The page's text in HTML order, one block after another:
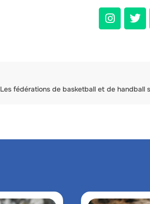
Les fédérations de basketball et de handball